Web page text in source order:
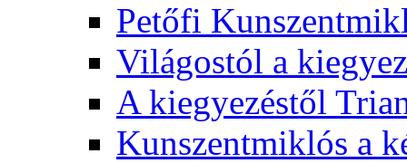
Petőfi
Világostól a
A kiegyezéstől
Kunszentmiklós a